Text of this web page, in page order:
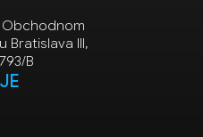
Bratislava III,
B